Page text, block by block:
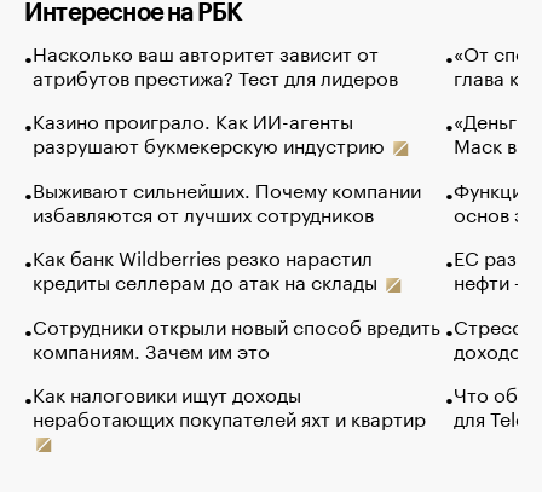
Интересное на РБК
Насколько ваш авторитет зависит от
атрибутов престижа? Тест для лидеров
Казино проиграло. Как ИИ-агенты
разрушают букмекерскую индустрию
Выживают сильнейших. Почему компании
избавляются от лучших сотрудников
Как банк Wildberries резко нарастил
кредиты селлерам до атак на склады
Сотрудники открыли новый способ вредить
компаниям. Зачем им это
Как налоговики ищут доходы
неработающих покупателей яхт и квартир
«От
глава
«Деньги
Маск в
Функции
основ
ЕС
нефти —
Стресс
доходов
Что
для